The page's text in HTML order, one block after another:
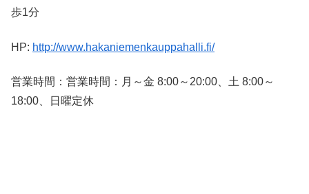
歩1分
HP: http://www.hakaniemenkauppahalli.fi/
営業時間：営業時間：月～金 8:00～20:00、土 8:00～
18:00、日曜定休